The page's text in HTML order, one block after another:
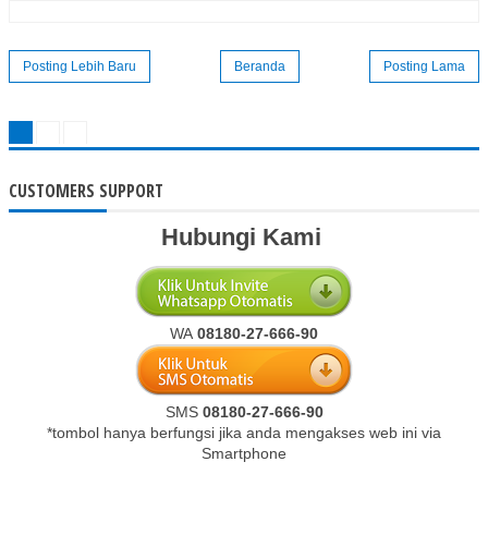
Posting Lebih Baru Posting Lama
Beranda
CUSTOMERS SUPPORT
Hubungi Kami
WA 08180-27-666-90
SMS 08180-27-666-90
*tombol hanya berfungsi jika anda mengakses web ini via
Smartphone